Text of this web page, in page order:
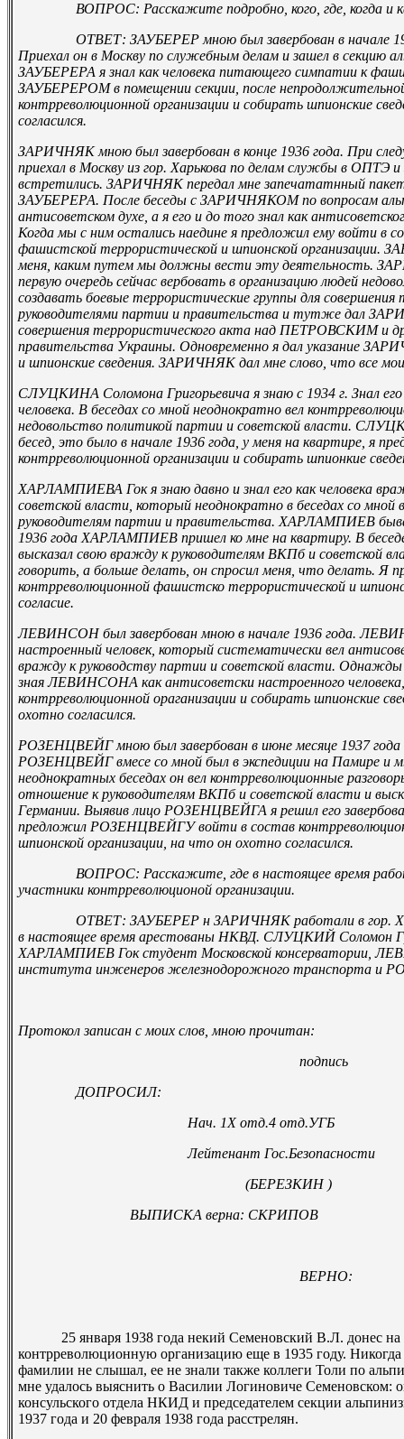
ВОПРОС: Расскажите подробно, кого, где, когда и
ОТВЕТ: ЗАУБЕРЕР мною был завербован в начале 1936
Приехал он в Москву по служебным делам и зашел в секцию
ЗАУБЕРЕРА я знал как человека питающего симпатии к
ЗАУБЕРЕРОМ в помещении секции, после
контрреволюционной организации и собирать шпионские
согласился.
ЗАРИЧНЯК мною был завербован в конце 1936 года. При
приехал в Москву из гор. Харькова по делам службы в ОПТЭ
встретились. ЗАРИЧНЯК передал мне запечататнный
ЗАУБЕРЕРА. После беседы с ЗАРИЧНЯКОМ по вопросам
антисоветском духе, а я его и до того знал как
Когда мы с ним остались наедине я предложил ему войти в
фашистской террористической и шпионской организации.
меня, каким путем мы должны вести эту деятельность.
первую очередь сейчас вербовать в организацию людей
создавать боевые террористические группы для
руководителями партии и правительства и тут­же дал
совершения террористического акта над ПЕТРОВСКИМ и
правительства Украины. Одновременно я дал указание
и шпионские сведения. ЗАРИЧНЯК дал мне слово, что все
СЛУЦКИНА Соломона Григорьевича я знаю с 1934 г. Знал
человека. В беседах со мной неоднократно вел
недовольство политикой партии и советской власти.
бесед, это было в начале 1936 года, у меня на квартире, я
контрреволюционной организации и собирать шпионкие
ХАРЛАМПИЕВА Гок я знаю давно и знал его как человека
советской власти, который неоднократно в беседах со
руководителям партии и правительства. ХАРЛАМПИЕВ
1936 года ХАРЛАМПИЕВ пришел ко мне на квартиру. В
высказал свою вражду к руководителям ВКП­б и советской
говорить, а больше делать, он спросил меня, что делать. Я
контрреволюционной фашистско­ террористической и
согласие.
ЛЕВИНСОН был завербован мною в начале 1936 года.
настроенный человек, который систематически вел
вражду к руководству партии и советской власти. Однажды
зная ЛЕВИНСОНА как антисоветски настроенного
контрреволюционной ораганизации и собирать шпионские
охотно согласился.
РОЗЕНЦВЕЙГ мною был завербован в июне месяце 1937 года
РОЗЕНЦВЕЙГ вмесе со мной был в экспедиции на Памире и
неоднократных беседах он вел контрреволюционные
отношение к руководителям ВКП­б и советской власти и
Германии. Выявив лицо РОЗЕНЦВЕЙГА я решил его
предложил РОЗЕНЦВЕЙГУ войти в состав
шпионской организации, на что он охотно согласился.
ВОПРОС: Расскажите, где в настоящее время
участники контрреволюционой организации.
ОТВЕТ: ЗАУБЕРЕР н ЗАРИЧНЯК работали в гор.
в настоящее время арестованы НКВД. СЛУЦКИЙ Соломон
ХАРЛАМПИЕВ Гок студент Московской консерватории,
института инженеров железнодорожного транспорта и
Протокол записан с моих слов, мною прочитан:
подпись
ДОПРОСИЛ:
Нач. 1Х отд.4 отд.УГБ
Лейтенант Гос.Безопасности
(БЕРЕЗКИН )
ВЫПИСКА верна: СКРИПОВ
ВЕРНО:
25 января 1938 года некий Семеновский В.Л. донес на
контрреволюционную организацию еще в 1935 году. Никогда
фамилии не слышал, ее не знали также коллеги Толи по
мне удалось выяснить о Василии Логиновиче Семеновском:
консульского отдела НКИД и председателем секции
1937 года и 20 февраля 1938 года расстрелян.